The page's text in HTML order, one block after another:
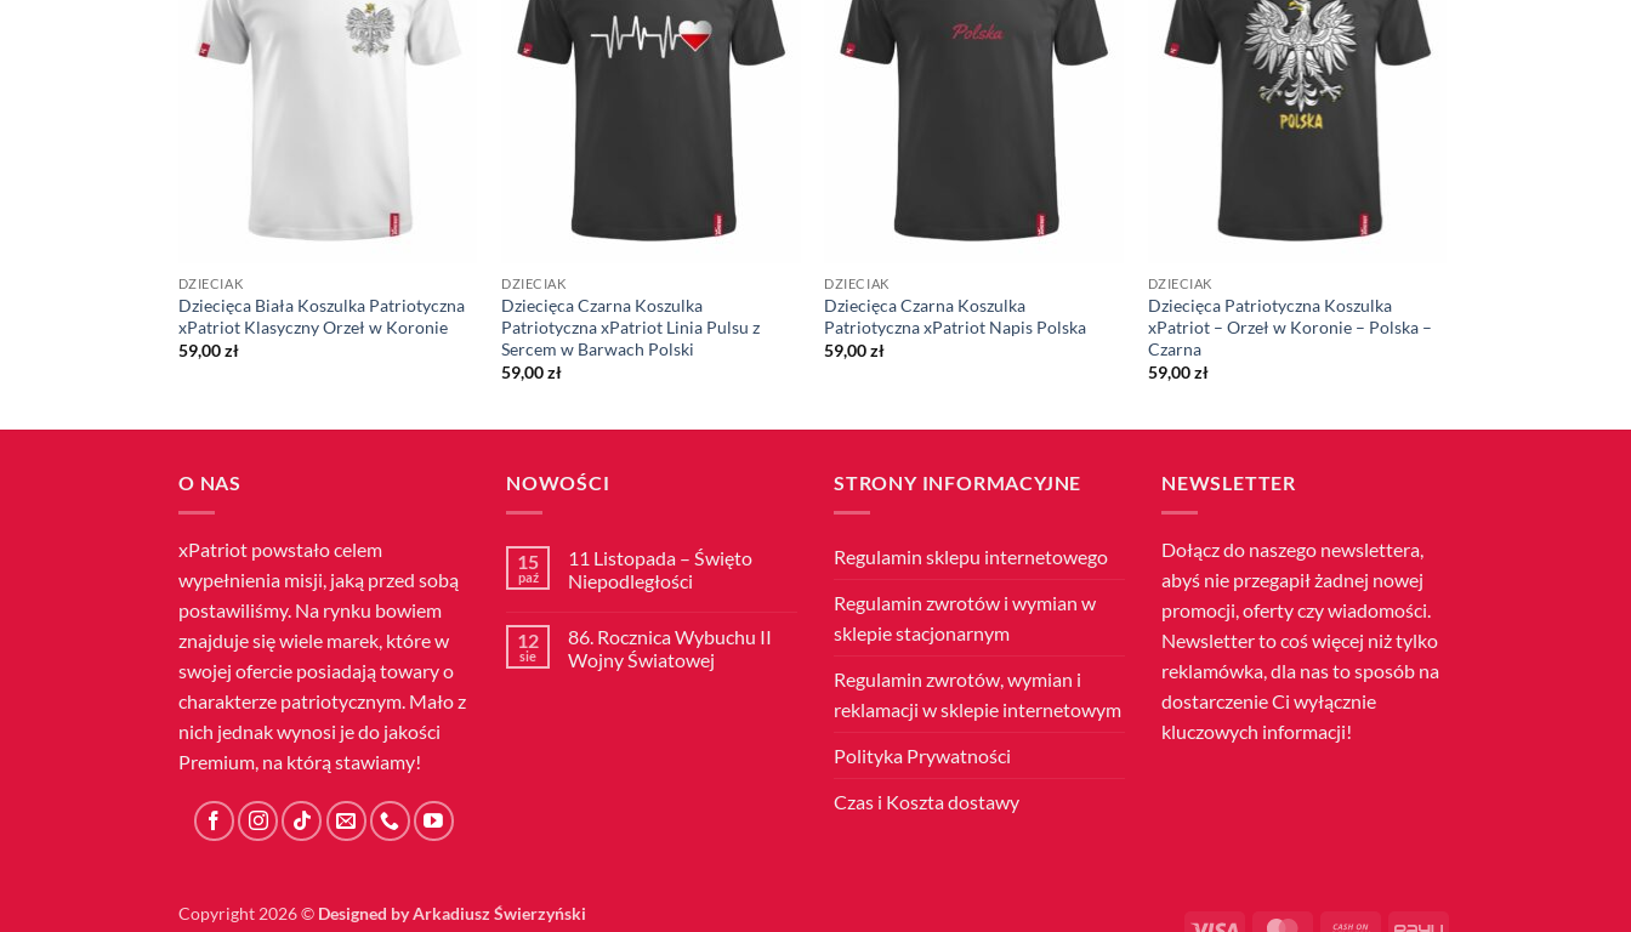
DZIECIAK
Dziecięca Biała Koszulka Patriotyczna
xPatriot Klasyczny Orzeł w Koronie
59,00zł
DZIECIAK
Dziecięca Czarna Koszulka
Patriotyczna xPatriot Linia Pulsu z
Sercem w Barwach Polski
59,00zł
DZIECIAK
Dziecięca Czarna Koszulka
Patriotyczna xPatriot Napis Polska
59,00zł
DZIECIAK
Dziecięca Patriotyczna Koszulka
xPatriot – Orzeł w Koronie – Polska –
Czarna
59,00zł
O NAS
xPatriot powstało celem
wypełnienia misji, jaką przed sobą
postawiliśmy. Na rynku bowiem
znajduje się wiele marek, które w
swojej ofercie posiadają towary o
charakterze patriotycznym. Mało z
nich jednak wynosi je do jakości
Premium, na którą stawiamy!
NOWOŚCI
15
paź
11 Listopada – Święto
Niepodległości
do
11
Listopada
12
sie
86. Rocznica Wybuchu II
Wojny Światowej
STRONY INFORMACYJNE
Regulamin sklepu internetowego
Regulamin zwrotów i wymian w
sklepie stacjonarnym
Regulamin zwrotów, wymian i
reklamacji w sklepie internetowym
Polityka Prywatności
Czas i Koszta dostawy
NEWSLETTER
Dołącz do naszego newslettera,
abyś nie przegapił żadnej nowej
promocji, oferty czy wiadomości.
Newsletter to coś więcej niż tylko
reklamówka, dla nas to sposób na
dostarczenie Ci wyłącznie
kluczowych informacji!
Visa MasterCardCash PayU
Copyright 2026 © Designed by Arkadiusz Świerzyński